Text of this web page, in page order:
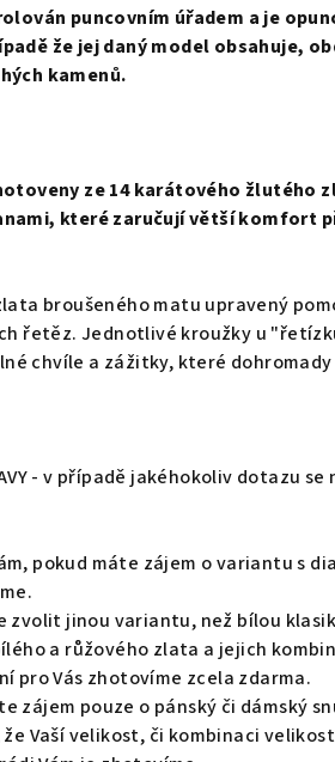
puncovním úřadem a je
že jej daný model obsahuje,
kamenů.
ze 14 karátového žlutého
které zaručují větší komfort
broušeného matu upravený
řetěz. Jednotlivé kroužky u
chvíle a zážitky, které
- v případě jakéhokoliv dotazu
pokud máte zájem o variantu s
zvolit jinou variantu, než bílou
a růžového zlata a jejich
pro Vás zhotovíme zcela zdarma.
zájem pouze o pánský či dámský
že Vaší velikost, či kombinaci